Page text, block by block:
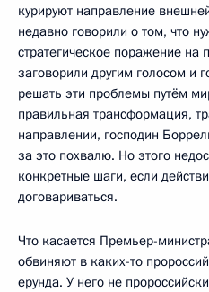
курируют направление
недавно говорили о том, что
стратегическое поражение на
заговорили другим голосом и
решать эти проблемы путём
правильная трансформация,
направлении, господин
за это похвалю. Но этого
конкретные шаги, если
договариваться.
Что касается Премьер-
обвиняют в каких-то
ерунда. У него не